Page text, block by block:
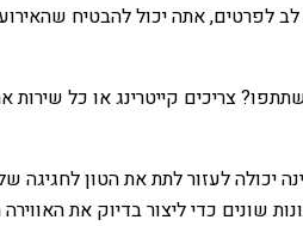
לפרטים, אתה יכול להבטיח
צריכים קייטרינג או כל
לעזור לתת את הטון לחגיגה
שונים כדי ליצור בדיוק את